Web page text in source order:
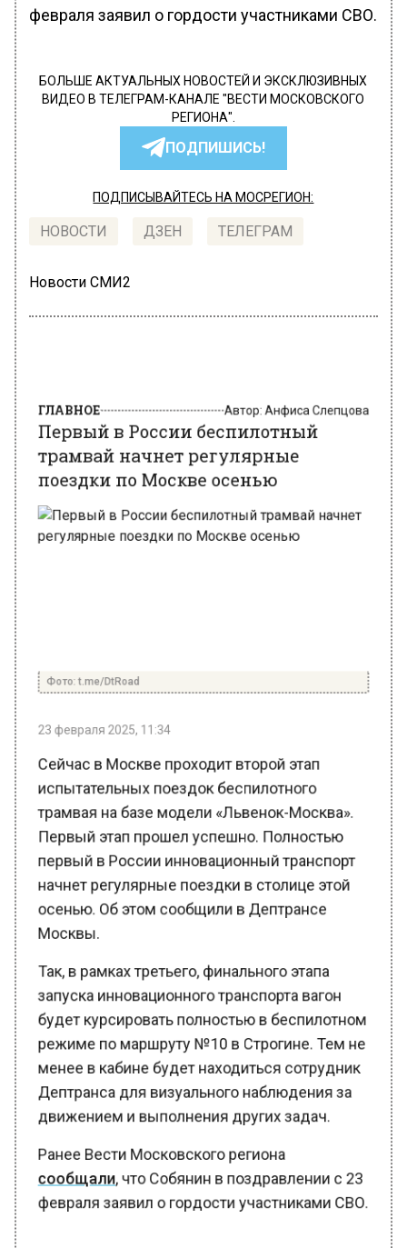
февраля заявил о гордости участниками СВО.
БОЛЬШЕ АКТУАЛЬНЫХ НОВОСТЕЙ И ЭКСКЛЮЗИВНЫХ
ВИДЕО В ТЕЛЕГРАМ-КАНАЛЕ "ВЕСТИ МОСКОВСКОГО
РЕГИОНА".
ПОДПИШИСЬ!
ПОДПИСЫВАЙТЕСЬ НА МОСРЕГИОН:
НОВОСТИ ДЗЕН ТЕЛЕГРАМ
Новости СМИ2
Первый в России беспилотный
трамвай начнет регулярные
поездки по Москве осенью
испытательных поездок беспилотного
трамвая на базе модели «Львенок-Москва».
Первый этап прошел успешно. Полностью
первый в России инновационный транспорт
начнет регулярные поездки в столице этой
осенью. Об этом сообщили в Дептрансе
Москвы.
Так, в рамках третьего, финального этапа
запуска инновационного транспорта вагон
будет курсировать полностью в беспилотном
режиме по маршруту №10 в Строгине. Тем не
менее в кабине будет находиться сотрудник
Дептранса для визуального наблюдения за
движением и выполнения других задач.
Ранее Вести Московского региона
сообщали, что Собянин в поздравлении с 23
февраля заявил о гордости участниками СВО.